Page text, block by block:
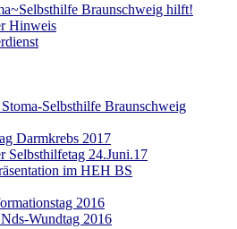
Braunschweig hilft!
Hinweis
Stoma-Selbsthilfe Braunschweig
Darmkrebs 2017
Selbsthilfetag 24.Juni.17
im HEH BS
2016
Wundtag 2016